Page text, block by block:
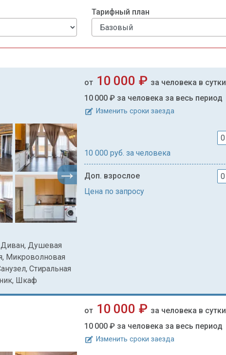
Тарифный план
от 10 000 ₽ за человека в сутки
10 000 ₽ за человека за весь период
Изменить сроки заезда
Диван, Душевая
Микроволновая
Стиральная
Шкаф
10 000 руб. за человека
Доп. взрослое
Цена по запросу
от 10 000 ₽ за человека в сутки
10 000 ₽ за человека за весь период
Изменить сроки заезда